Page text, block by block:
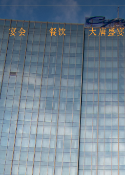
宴会 餐饮 大唐盛宴